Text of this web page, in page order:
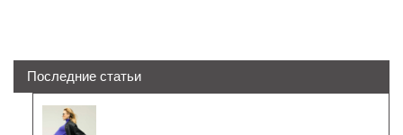
Последние статьи